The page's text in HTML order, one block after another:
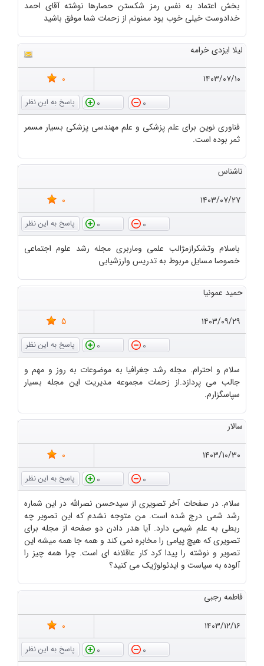
بخش اعتماد به نفس رمز شکستن حصارها نوشته آقای احمد
خدادوست خیلی خوب بود ممنونم از زحمات شما موفق باشید
لیلا ایزدی خرامه
۱۴۰۳/۰۷/۱۰
0
0
0
فناوری نوین برای علم پزشکی و علم مهندسی پزشکی بسیار مسمر
ثمر بوده است.
ناشناس
۱۴۰۳/۰۷/۲۷
0
0
0
باسلام وتشکرازمژالب علمی وماربری مجله رشد علوم اجتماعی
خصوصا مسایل مربوط به تدریس وارزشیابی
حمید عمونیا
۱۴۰۳/۰۹/۲۹
5
0
0
سلام و احترام. مجله رشد جغرافیا به موضوعات به روز و مهم و
جالب می پردازد.از زحمات مجموعه مدیریت این مجله بسیار
سپاسگزارم.
سالار
۱۴۰۳/۱۰/۳۰
0
0
0
سلام. در صفحات آخر تصویری از سیدحسن نصرالله در این شماره
رشد شمی درج شده است. من متوجه نشدم که این تصویر چه
ربطی به علم شیمی دارد. آیا هدر دادن دو صفحه از مجله برای
تصویری که هیچ پیامی را مخابره نمی کند و همه جا همه میشه این
تصویر و نوشته را پیدا کرد کار عاقلانه ای است. چرا همه چیز را
آلوده به سیاست و ایدئولوژیک می کنید؟
فاطمه رجبی
۱۴۰۳/۱۲/۱۶
0
0
0